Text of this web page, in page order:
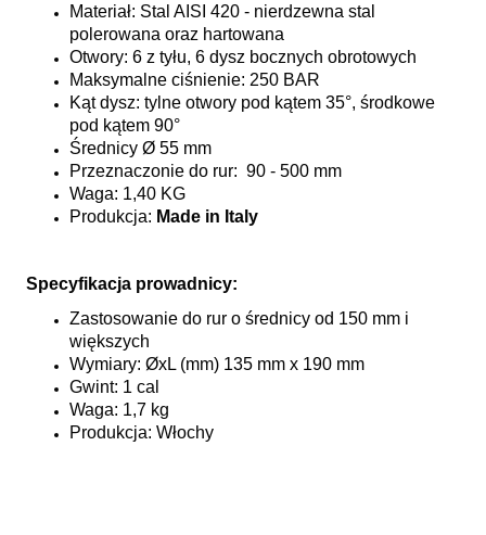
Materiał: Stal AISI 420 - nierdzewna stal
polerowana oraz hartowana
Otwory: 6 z tyłu, 6 dysz bocznych obrotowych
Maksymalne ciśnienie: 250 BAR
Kąt dysz: tylne otwory pod kątem 35°, środkowe
pod kątem 90°
Średnicy Ø 55 mm
Przeznaczonie do rur: 90 - 500 mm
Waga: 1,40 KG
Produkcja: Made in Italy
Specyfikacja prowadnicy:
Zastosowanie do rur o średnicy od 150 mm i
większych
Wymiary: ØxL (mm) 135 mm x 190 mm
Gwint: 1 cal
Waga: 1,7 kg
Produkcja: Włochy